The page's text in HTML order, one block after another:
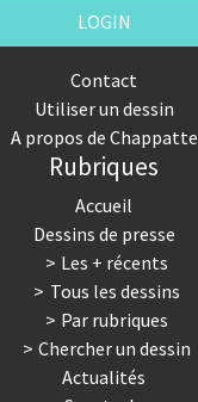
LOGIN
Contact
Utiliser un dessin
A propos de Chappatte
Rubriques
Accueil
Dessins de presse
Les + récents
Tous les dessins
Par rubriques
Chercher un dessin
Actualités